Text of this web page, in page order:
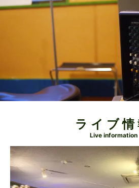
ライブ情
Live information